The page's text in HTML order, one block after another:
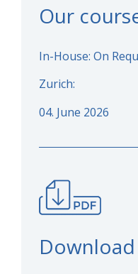
Our
In-House: On
Zurich:
04. June 2026